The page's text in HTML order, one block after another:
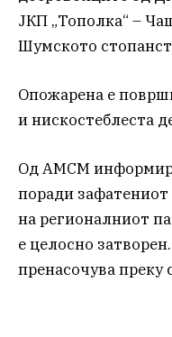
ЈКП „Тополка“ –
Шумското
Опожарена е
и нискостеблеста
Од АМСМ
поради зафатениот
на регионалниот
е целосно
пренасочува преку